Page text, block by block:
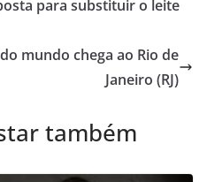
para substituir o leite
mundo chega ao Rio de
Janeiro (RJ)
também